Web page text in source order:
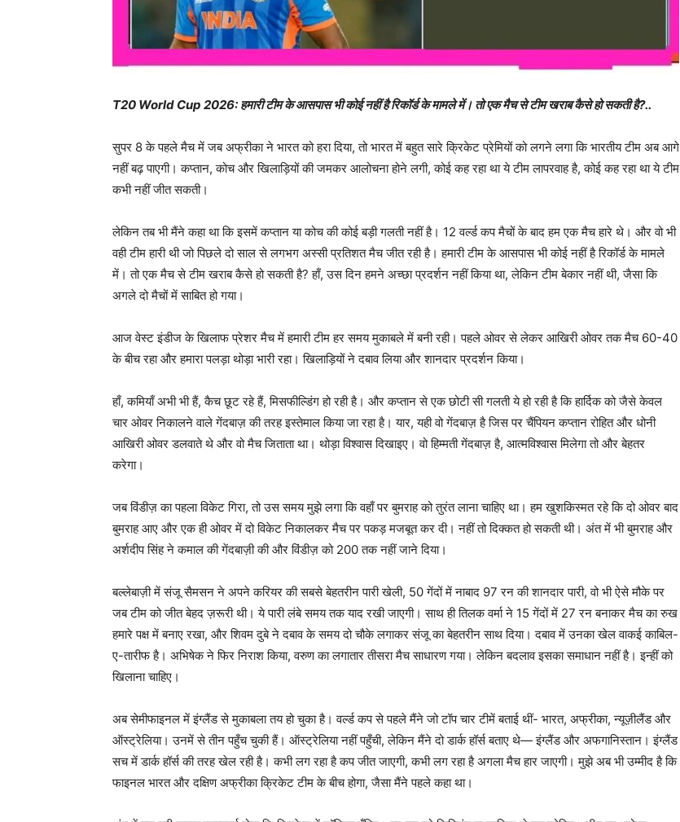
T20 World Cup 2026: हमारी टीम के आसपास भी कोई नहीं है रिकॉर्ड के मामले में। तो एक मैच से टीम खराब कैसे हो सकती है?..
सुपर 8 के पहले मैच में जब अफ्रीका ने भारत को हरा दिया, तो भारत में बहुत सारे क्रिकेट प्रेमियों को लगने लगा कि भारतीय टीम अब आगे
नहीं बढ़ पाएगी। कप्तान, कोच और खिलाड़ियों की जमकर आलोचना होने लगी, कोई कह रहा था ये टीम लापरवाह है, कोई कह रहा था ये टीम
कभी नहीं जीत सकती।
लेकिन तब भी मैंने कहा था कि इसमें कप्तान या कोच की कोई बड़ी गलती नहीं है। 12 वर्ल्ड कप मैचों के बाद हम एक मैच हारे थे। और वो भी
वही टीम हारी थी जो पिछले दो साल से लगभग अस्सी प्रतिशत मैच जीत रही है। हमारी टीम के आसपास भी कोई नहीं है रिकॉर्ड के मामले
में। तो एक मैच से टीम खराब कैसे हो सकती है? हाँ, उस दिन हमने अच्छा प्रदर्शन नहीं किया था, लेकिन टीम बेकार नहीं थी, जैसा कि
अगले दो मैचों में साबित हो गया।
आज वेस्ट इंडीज के खिलाफ प्रेशर मैच में हमारी टीम हर समय मुकाबले में बनी रही। पहले ओवर से लेकर आखिरी ओवर तक मैच 60-40
के बीच रहा और हमारा पलड़ा थोड़ा भारी रहा। खिलाड़ियों ने दबाव लिया और शानदार प्रदर्शन किया।
हाँ, कमियाँ अभी भी हैं, कैच छूट रहे हैं, मिसफील्डिंग हो रही है। और कप्तान से एक छोटी सी गलती ये हो रही है कि हार्दिक को जैसे केवल
चार ओवर निकालने वाले गेंदबाज़ की तरह इस्तेमाल किया जा रहा है। यार, यही वो गेंदबाज़ है जिस पर चैंपियन कप्तान रोहित और धोनी
आखिरी ओवर डलवाते थे और वो मैच जिताता था। थोड़ा विश्वास दिखाइए। वो हिम्मती गेंदबाज़ है, आत्मविश्वास मिलेगा तो और बेहतर
करेगा।
जब विंडीज़ का पहला विकेट गिरा, तो उस समय मुझे लगा कि वहाँ पर बुमराह को तुरंत लाना चाहिए था। हम खुशकिस्मत रहे कि दो ओवर बाद
बुमराह आए और एक ही ओवर में दो विकेट निकालकर मैच पर पकड़ मजबूत कर दी। नहीं तो दिक्कत हो सकती थी। अंत में भी बुमराह और
अर्शदीप सिंह ने कमाल की गेंदबाज़ी की और विंडीज़ को 200 तक नहीं जाने दिया।
बल्लेबाज़ी में संजू सैमसन ने अपने करियर की सबसे बेहतरीन पारी खेली, 50 गेंदों में नाबाद 97 रन की शानदार पारी, वो भी ऐसे मौके पर
जब टीम को जीत बेहद ज़रूरी थी। ये पारी लंबे समय तक याद रखी जाएगी। साथ ही तिलक वर्मा ने 15 गेंदों में 27 रन बनाकर मैच का रुख
हमारे पक्ष में बनाए रखा, और शिवम दुबे ने दबाव के समय दो चौके लगाकर संजू का बेहतरीन साथ दिया। दबाव में उनका खेल वाकई काबिल-
ए-तारीफ है। अभिषेक ने फिर निराश किया, वरुण का लगातार तीसरा मैच साधारण गया। लेकिन बदलाव इसका समाधान नहीं है। इन्हीं को
खिलाना चाहिए।
अब सेमीफाइनल में इंग्लैंड से मुकाबला तय हो चुका है। वर्ल्ड कप से पहले मैंने जो टॉप चार टीमें बताई थीं- भारत, अफ्रीका, न्यूज़ीलैंड और
ऑस्ट्रेलिया। उनमें से तीन पहुँच चुकी हैं। ऑस्ट्रेलिया नहीं पहुँची, लेकिन मैंने दो डार्क हॉर्स बताए थे— इंग्लैंड और अफगानिस्तान। इंग्लैंड
सच में डार्क हॉर्स की तरह खेल रही है। कभी लग रहा है कप जीत जाएगी, कभी लग रहा है अगला मैच हार जाएगी। मुझे अब भी उम्मीद है कि
फाइनल भारत और दक्षिण अफ्रीका क्रिकेट टीम के बीच होगा, जैसा मैंने पहले कहा था।